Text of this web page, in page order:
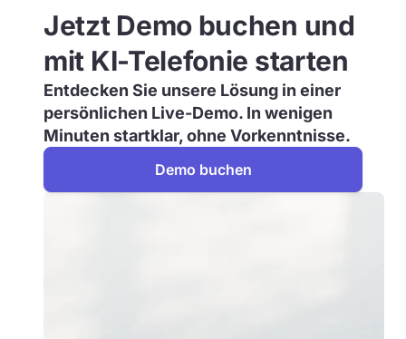
Jetzt Demo buchen und
mit KI-Telefonie starten
Entdecken Sie unsere Lösung in einer
persönlichen Live-Demo. In wenigen
Minuten startklar, ohne Vorkenntnisse.
Demo buchen